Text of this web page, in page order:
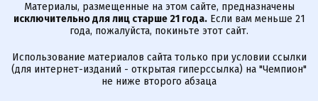
Материалы, размещенные на этом сайте, предназначены
исключительно для лиц старше 21 года.Если вам меньше 21
года, пожалуйста, покиньте этот сайт.
Использование материалов сайта только при условии ссылки
(для интернет-изданий - открытая гиперссылка) на "Чемпион"
не ниже второго абзаца